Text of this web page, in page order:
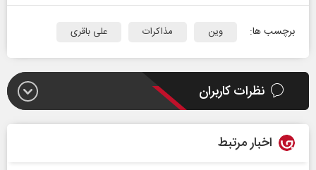
برچسب ها: وین مذاکرات علی باقری
نظرات کاربران
اخبار مرتبط